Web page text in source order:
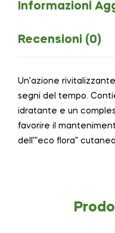
Informazioni
Recensioni (0)
Un’azione
segni del tempo.
idratante e un
favorire il
dell’”eco flora”